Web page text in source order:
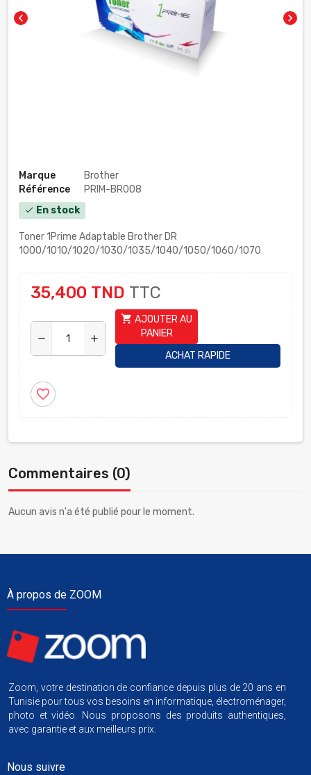
chevron_left chevron_right
Marque
Brother
Référence
PRIM-BR008
check En stock
Toner 1Prime Adaptable Brother DR
1000/1010/1020/1030/1035/1040/1050/1060/1070
35,400 TND TTC
remove add
shopping_cart AJOUTER AU
PANIER
ACHAT RAPIDE
favorite_border
Commentaires (0)
Aucun avis n'a été publié pour le moment.
À propos de ZOOM
Zoom, votre destination de confiance depuis plus de 20 ans en
Tunisie pour tous vos besoins en informatique, électroménager,
photo et vidéo. Nous proposons des produits authentiques,
avec garantie et aux meilleurs prix.
Nous suivre